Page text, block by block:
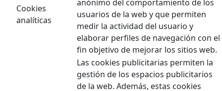
Cookies
analíticas
anónimo del comportamiento de los
usuarios de la web y que permiten
medir la actividad del usuario y
elaborar perfiles de navegación con el
fin objetivo de mejorar los sitios web.
Las cookies publicitarias permiten la
gestión de los espacios publicitarios
de la web. Además, estas cookies